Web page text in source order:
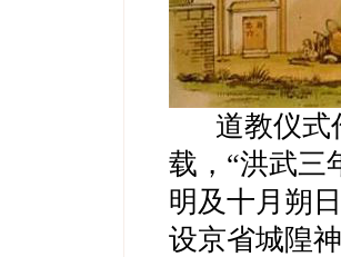
道教仪式
载，“洪武三
明及十月朔
设京省城隍